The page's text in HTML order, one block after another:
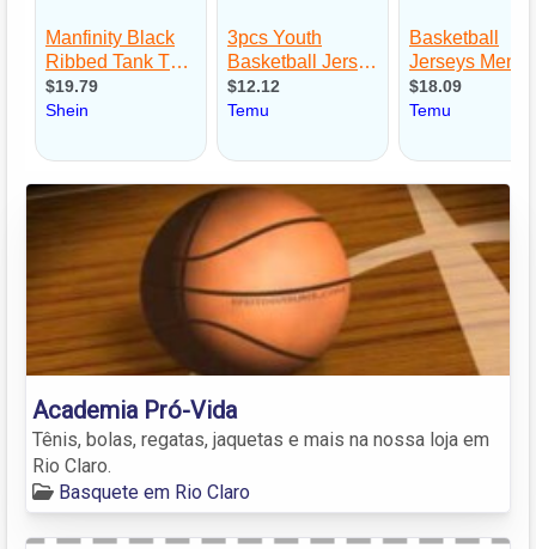
Academia Pró-Vida
Tênis, bolas, regatas, jaquetas e mais na nossa loja em
Rio Claro.
Basquete em Rio Claro